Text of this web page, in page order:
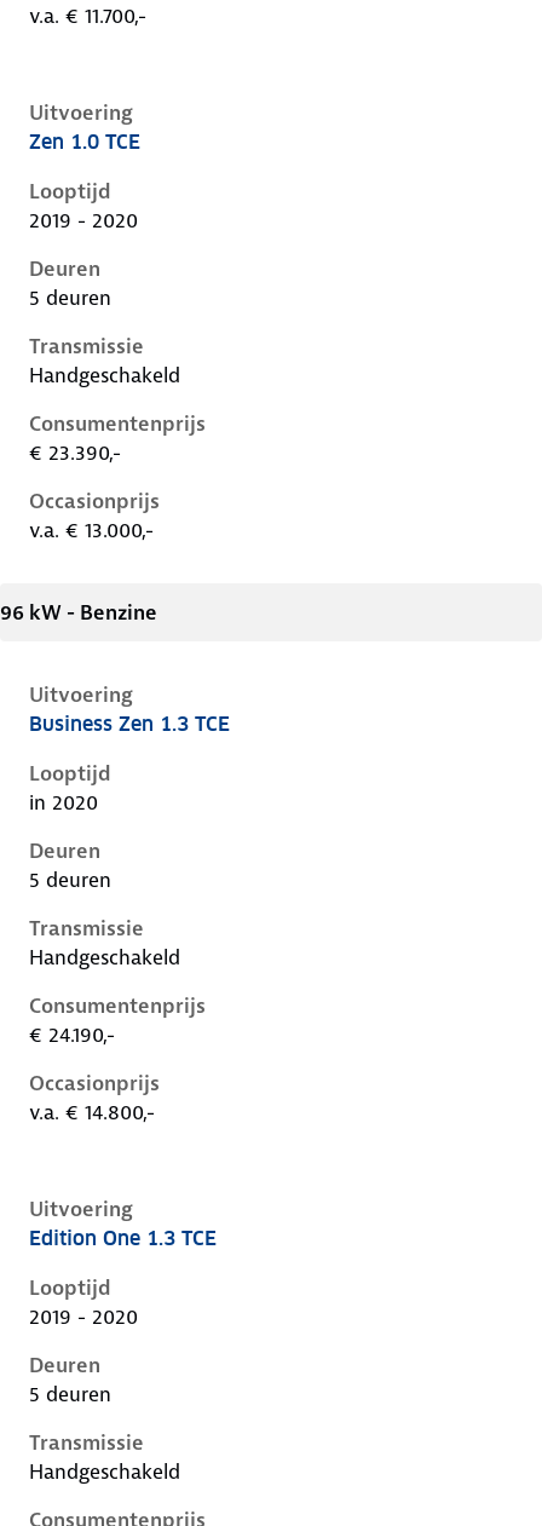
v.a. € 11.700,-
Uitvoering
Renault Captur ii, 1.0 tce, 74 kW, Benzine, 5 deuren
Zen 1.0 TCE
Looptijd
2019 - 2020
Deuren
5 deuren
Transmissie
Handgeschakeld
Consumentenprijs
€ 23.390,-
Occasionprijs
v.a. € 13.000,-
96 kW - Benzine
Uitvoering
Renault Captur ii, 1.3 tce, 96 kW, Benzine, 5 deuren
Business Zen 1.3 TCE
Looptijd
in 2020
Deuren
5 deuren
Transmissie
Handgeschakeld
Consumentenprijs
€ 24.190,-
Occasionprijs
v.a. € 14.800,-
Uitvoering
Renault Captur ii, 1.3 tce, 96 kW, Benzine, 5 deuren
Edition One 1.3 TCE
Looptijd
2019 - 2020
Deuren
5 deuren
Transmissie
Handgeschakeld
Consumentenprijs